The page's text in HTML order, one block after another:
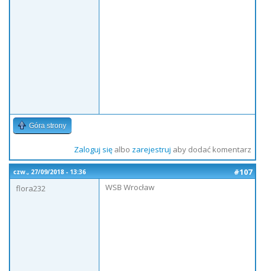
Góra strony
Zaloguj sięalbo zarejestruj aby dodać komentarz
czw., 27/09/2018 - 13:36
#107
flora232
WSB Wrocław